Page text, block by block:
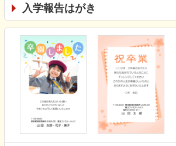
入学報告はがき